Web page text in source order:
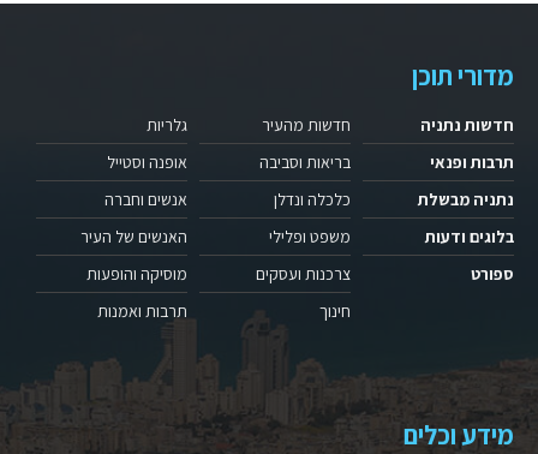
מדורי תוכן
חדשות נתניה
תרבות ופנאי
נתניה מבשלת
בלוגים ודעות
ספורט
חדשות מהעיר
בריאות וסביבה
כלכלה ונדלן
משפט ופלילי
צרכנות ועסקים
חינוך
גלריות
אופנה וסטייל
אנשים וחברה
האנשים של העיר
מוסיקה והופעות
תרבות ואמנות
מידע וכלים